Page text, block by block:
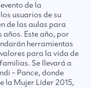
de la
usuarios de su
de las aulas para
Este año, por
herramientas
para la vida de
Se llevará a
– Pance, donde
la Mujer Líder 2015,